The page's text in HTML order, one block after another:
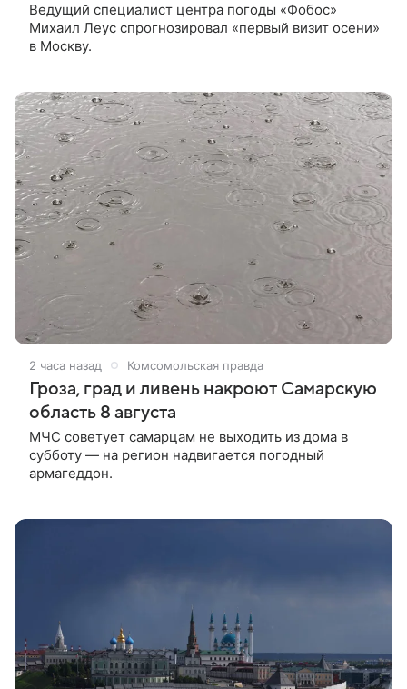
Ведущий специалист центра погоды «Фобос»
Михаил Леус спрогнозировал «первый визит осени»
в Москву.
2 часа назад Комсомольская правда
Гроза, град и ливень накроют Самарскую
область 8 августа
МЧС советует самарцам не выходить из дома в
субботу — на регион надвигается погодный
армагеддон.